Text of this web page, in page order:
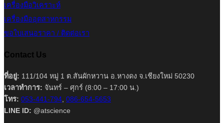
เครื่องมือวิเคราะห์
เครื่องมืออุตสาหกรรม
ขอใบเสนอราคา / ติดต่อเรา
Contact Us
ที่อยู่: 111/104 หมู่ 1 ต.สันผักหวาน อ.หางดง จ.เชียงใหม่ 50230
เวลาทำการ: จันทร์ – ศุกร์ (8:00 – 17:00 น.)
โทร: 053-441-794 086-654-5653
LINE ID: @atscience